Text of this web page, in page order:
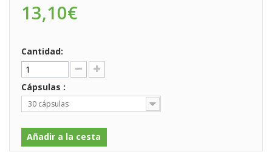
13,10€
Cantidad:
Cápsulas :
30 cápsulas
Añadir a la cesta